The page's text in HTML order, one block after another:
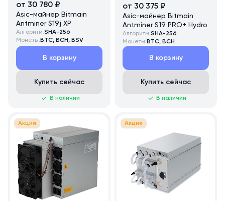
от 30 780 ₽
Asic-майнер Bitmain
Antminer S19j XP
Алгоритм:SHA-256
Монеты: BTC, BCH, BSV
В корзину
Купить сейчас
В наличии
от 30 375 ₽
Asic-майнер Bitmain
Antminer S19 PRO+ Hydro
Алгоритм:SHA-256
Монеты: BTC, BCH
В корзину
Купить сейчас
В наличии
Акция Акция